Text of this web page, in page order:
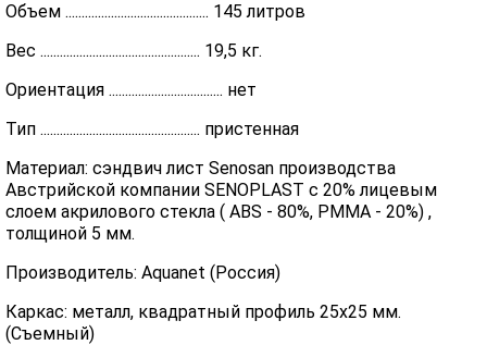
Объем ............................................ 145 литров
Вес ................................................. 19,5 кг.
Ориентация ................................... нет
Тип ................................................. пристенная
Материал: сэндвич лист Senosan производства
Австрийской компании SENOPLAST c 20% лицевым
слоем акрилового стекла ( ABS - 80%, PMMA - 20%) ,
толщиной 5 мм.
Производитель: Aquanet (Россия)
Каркас: металл, квадратный профиль 25х25 мм.
(Съемный)